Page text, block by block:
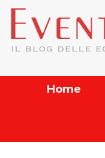
Home